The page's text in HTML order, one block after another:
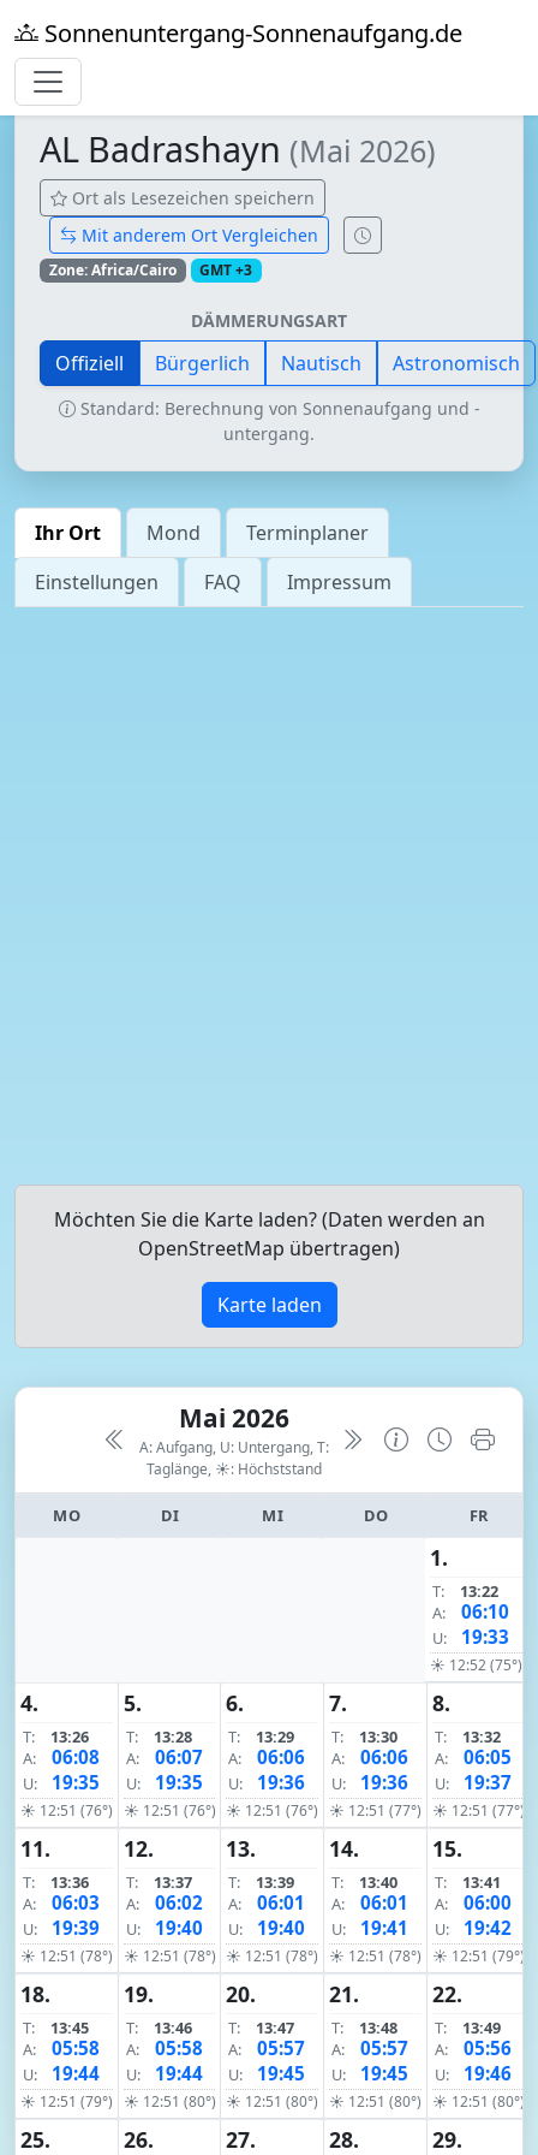
Sonnenuntergang-Sonnenaufgang.de
AL Badrashayn (Mai 2026)
Ort als Lesezeichen speichern
Mit anderem Ort Vergleichen
Zone: Africa/Cairo GMT +3
DÄMMERUNGSART
Offiziell Bürgerlich Nautisch Astronomisch
Standard: Berechnung von Sonnenaufgang und -
untergang.
Ihr Ort Mond
Terminplaner
Einstellungen
FAQ Impressum
Möchten Sie die Karte laden? (Daten werden an
OpenStreetMap übertragen)
Karte laden
Mai 2026
A: Aufgang, U: Untergang, T:
Taglänge, ☀: Höchststand
MO DI MI DO FR
1.
T:
13:22
A:
06:10
U: 19:33
☀ 12:52 (75°)
4.
T:
13:26
A:
06:08
U: 19:35
☀ 12:51 (76°)
5.
T:
13:28
A:
06:07
U: 19:35
☀ 12:51 (76°)
6.
T:
13:29
A:
06:06
U: 19:36
☀ 12:51 (76°)
7.
T:
13:30
A:
06:06
U: 19:36
☀ 12:51 (77°)
8.
T:
13:32
A:
06:05
U: 19:37
☀ 12:51 (77°)
11.
T:
13:36
A:
06:03
U: 19:39
☀ 12:51 (78°)
12.
T:
13:37
A:
06:02
U: 19:40
☀ 12:51 (78°)
13.
T:
13:39
A:
06:01
U: 19:40
☀ 12:51 (78°)
14.
T:
13:40
A:
06:01
U: 19:41
☀ 12:51 (78°)
15.
T:
13:41
A:
06:00
U: 19:42
☀ 12:51 (79°)
18.
T:
13:45
A:
05:58
U: 19:44
☀ 12:51 (79°)
19.
T:
13:46
A:
05:58
U: 19:44
☀ 12:51 (80°)
20.
T:
13:47
A:
05:57
U: 19:45
☀ 12:51 (80°)
21.
T:
13:48
A:
05:57
U: 19:45
☀ 12:51 (80°)
22.
T:
13:49
A:
05:56
U: 19:46
☀ 12:51 (80°)
25. 26. 27. 28. 29.